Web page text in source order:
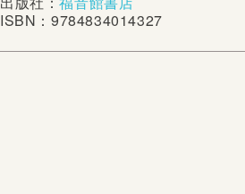
ISBN：9784834014327